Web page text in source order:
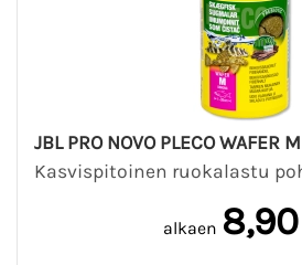
JBL PRO NOVO PLECO WAFER M
Kasvispitoinen ruokalastu
alkaen